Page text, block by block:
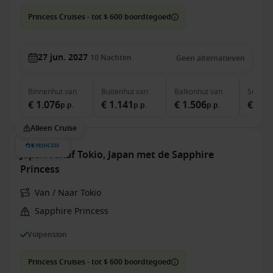
Princess Cruises - tot $ 600 boordtegoed
27 jun. 2027 10 Nachten Geen alternatieven
Binnenhutvan
€ 1.076p.p.
Buitenhutvan
€ 1.141 p.p.
Balkonhutvan
€ 1.506p.p.
Suite
€
Alleen Cruise
Japan vanaf Tokio, Japan met de Sapphire
Princess
Van / Naar Tokio
Sapphire Princess
Volpension
Princess Cruises - tot $ 600 boordtegoed